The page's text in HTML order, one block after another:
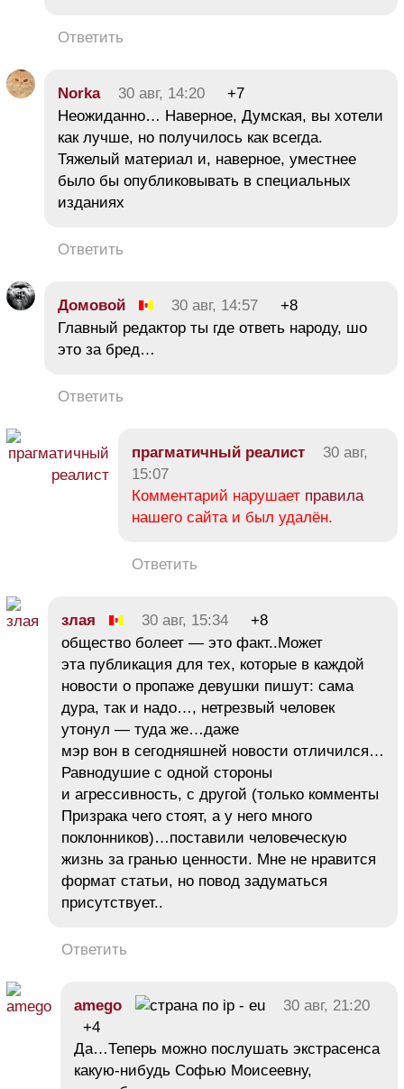
Ответить
Norka 30 авг, 14:20
+7
Неожиданно… Наверное, Думская, вы хотели
как лучше, но получилось как всегда.
Тяжелый материал и, наверное, уместнее
было бы опубликовывать в специальных
изданиях
Ответить
Домовой 30 авг, 14:57
+8
Главный редактор ты где ответь народу, шо
это за бред…
Ответить
прагматичный реалист
30 авг,
15:07
Комментарий нарушает правила
нашего сайта и был удалён.
Ответить
злая 30 авг, 15:34
+8
общество болеет — это факт..Может
эта публикация для тех, которые в каждой
новости о пропаже девушки пишут: сама
дура, так и надо…, нетрезвый человек
утонул — туда же…даже
мэр вон в сегодняшней новости отличился…
Равнодушие с одной стороны
и агрессивность, с другой (только комменты
Призрака чего стоят, а у него много
поклонников)…поставили человеческую
жизнь за гранью ценности. Мне не нравится
формат статьи, но повод задуматься
присутствует..
Ответить
amego
30 авг, 21:20
+4
Да…Теперь можно послушать экстрасенса
какую-нибудь Софью Моисеевну,